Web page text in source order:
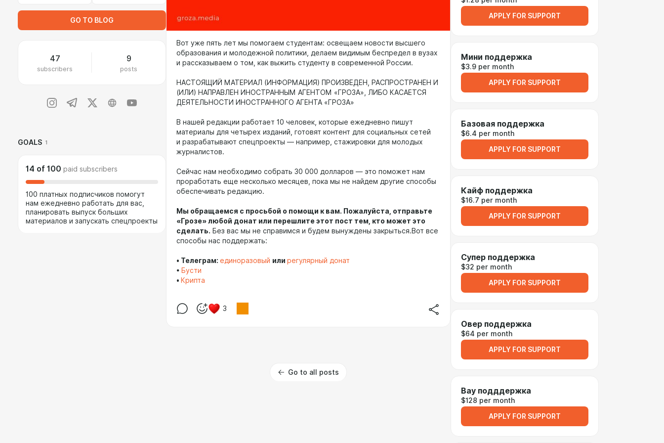
GO TO BLOG
47
subscribers
9
posts
GOALS 1
14 of 100 paid subscribers
100 платных подписчиков помогут
нам ежедневно работать для вас,
планировать выпуск больших
материалов и запускать спецпроекты
Вот уже пять лет мы помогаем студентам: освещаем новости высшего
образования и молодежной политики, делаем видимым беспредел в вузах
и рассказываем о том, как выжить студенту в современной России.
НАСТОЯЩИЙ МАТЕРИАЛ (ИНФОРМАЦИЯ) ПРОИЗВЕДЕН, РАСПРОСТРАНЕН И
(ИЛИ) НАПРАВЛЕН ИНОСТРАННЫМ АГЕНТОМ «ГРОЗА», ЛИБО КАСАЕТСЯ
ДЕЯТЕЛЬНОСТИ ИНОСТРАННОГО АГЕНТА «ГРОЗА»
В нашей редакции работает 10 человек, которые ежедневно пишут
материалы для четырех изданий, готовят контент для социальных сетей
и разрабатывают спецпроекты — например, стажировки для молодых
журналистов.
Сейчас нам необходимо собрать 30 000 долларов — это поможет нам
проработать еще несколько месяцев, пока мы не найдем другие способы
обеспечивать редакцию.
Мы обращаемся с просьбой о помощи к вам. Пожалуйста, отправьте
«Грозе» любой донат или перешлите этот пост тем, кто может это
сделать. Без вас мы не справимся и будем вынуждены закрыться.Вот все
способы нас поддержать:
• Телеграм: единоразовый или регулярный донат
• Бусти
• Крипта
3
Go to all posts
APPLY FOR SUPPORT
Мини поддержка
$3.9 per month
APPLY FOR SUPPORT
Базовая поддержка
$6.4 per month
APPLY FOR SUPPORT
Кайф поддержка
$16.7 per month
APPLY FOR SUPPORT
Супер поддержка
$32 per month
APPLY FOR SUPPORT
Овер поддержка
$64 per month
APPLY FOR SUPPORT
Вау подддержка
$128 per month
APPLY FOR SUPPORT